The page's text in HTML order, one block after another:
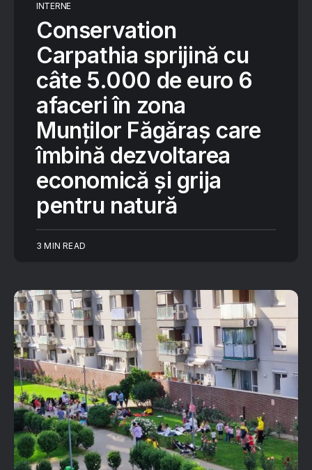
INTERNE
Conservation
Carpathia sprijină cu
câte 5.000 de euro 6
afaceri în zona
Munților Făgăraș care
îmbină dezvoltarea
economică și grija
pentru natură
3 MIN READ